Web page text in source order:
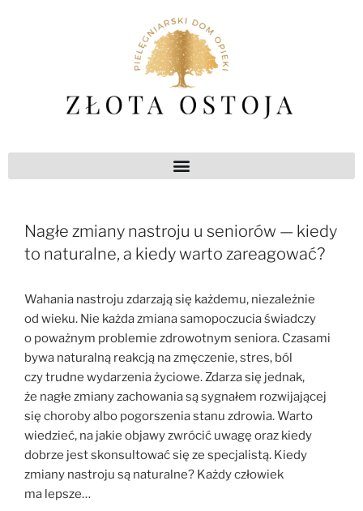
Nagłe zmiany nastroju u seniorów — kiedy
to naturalne, a kiedy warto zareagować?
Wahania nastroju zdarzają się każdemu, niezależnie
od wieku. Nie każda zmiana samopoczucia świadczy
o poważnym problemie zdrowotnym seniora. Czasami
bywa naturalną reakcją na zmęczenie, stres, ból
czy trudne wydarzenia życiowe. Zdarza się jednak,
że nagłe zmiany zachowania są sygnałem rozwijającej
się choroby albo pogorszenia stanu zdrowia. Warto
wiedzieć, na jakie objawy zwrócić uwagę oraz kiedy
dobrze jest skonsultować się ze specjalistą. Kiedy
zmiany nastroju są naturalne? Każdy człowiek
ma lepsze…